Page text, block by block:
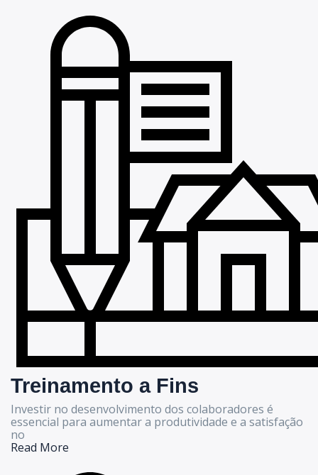
Treinamento a Fins
Investir no desenvolvimento dos colaboradores é
essencial para aumentar a produtividade e a satisfação
no
Read More